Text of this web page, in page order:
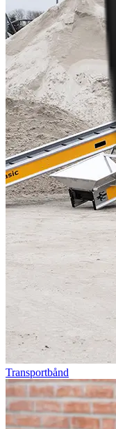
Transportbånd